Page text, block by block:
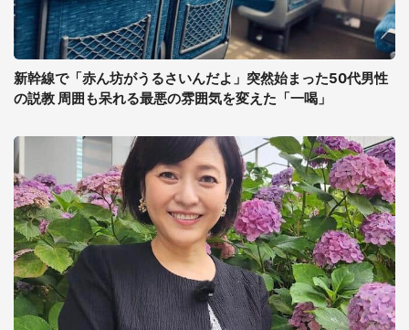
新幹線で「赤ん坊がうるさいんだよ」突然始まった50代男性
の説教 周囲も呆れる最悪の雰囲気を変えた「一喝」